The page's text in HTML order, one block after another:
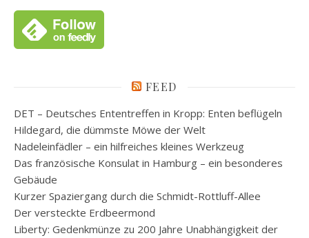
FEED
DET – Deutsches Ententreffen in Kropp: Enten beflügeln
Hildegard, die dümmste Möwe der Welt
Nadeleinfädler – ein hilfreiches kleines Werkzeug
Das französische Konsulat in Hamburg – ein besonderes
Gebäude
Kurzer Spaziergang durch die Schmidt-Rottluff-Allee
Der versteckte Erdbeermond
Liberty: Gedenkmünze zu 200 Jahre Unabhängigkeit der